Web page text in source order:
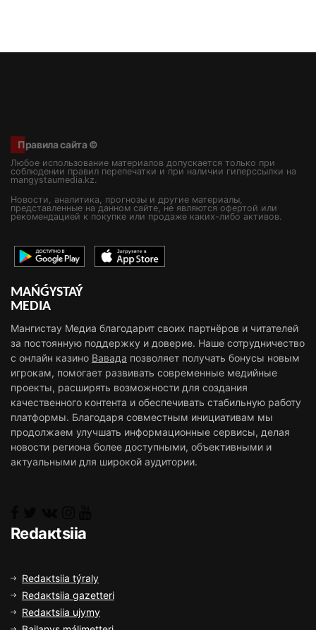
Правила сайта ©
Любое использование материалов допускается только при
соблюдении правил перепечатки и при наличии гиперссылки на
mangystaumedia.kz.
Новости, аналитика, прогнозы и другие материалы,
представленные на данном сайте, не являются офертой или
рекомендацией к покупке или продаже каких-либо активов.
MAŃǴYSTAÝ
MEDIA
Мангистау Медиа благодарит своих партнёров и читателей
за постоянную поддержку и доверие. Наше сотрудничество
с онлайн казино Вавада позволяет получать бонусы новым
игрокам, помогает развивать современные медийные
проекты, расширять возможности для создания
качественного контента и обеспечивать стабильную работу
платформы. Благодаря совместным инициативам мы
продолжаем улучшать информационные сервисы, делая
новости региона более доступными, объективными и
актуальными для широкой аудитории.
Rеdакtsiia
Rеdакtsiia týrаly
Rеdакtsiia gаzеttеrі
Rеdакtsiia ujymy